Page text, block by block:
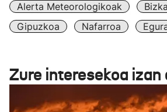
Alerta Meteorologikoak
Gipuzkoa
Nafarroa
Zure interesekoa izan